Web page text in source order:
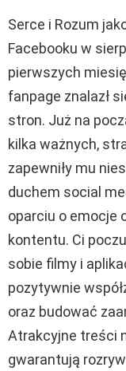
Serce i Rozum
Facebooku w
pierwszych
fanpage znalazł
stron. Już na
kilka ważnych,
zapewniły mu
duchem social
oparciu o emocje
kontentu. Ci
sobie filmy i
pozytywnie
oraz budować
Atrakcyjne treści
gwarantują